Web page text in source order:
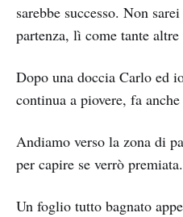
sarebbe successo. Non
partenza, lì come tante altre
Dopo una doccia Carlo ed
continua a piovere, fa
Andiamo verso la zona di
per capire se verrò premiata.
Un foglio tutto bagnato